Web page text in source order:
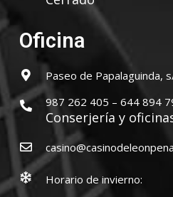
Oficina
Paseo de Papalaguinda,
987 262 405 – 644 894
Conserjería y
Horario de invierno: